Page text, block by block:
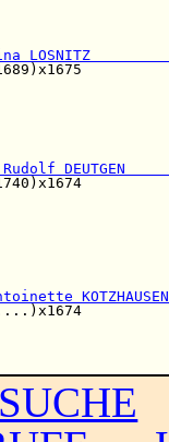
|
Rudolf
(1657-
SUCHE